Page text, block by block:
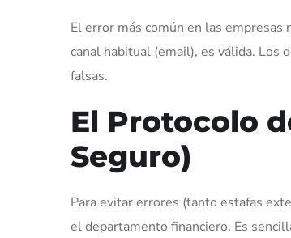
El error más común en las empresas
canal habitual (email), es válida. Los
falsas.
El Protocolo
Seguro)
Para evitar errores (tanto estafas
el departamento financiero. Es